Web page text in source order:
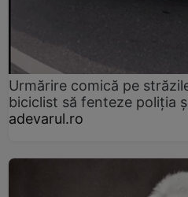
Urmărire comică pe
biciclist să fenteze poliția
adevarul.ro